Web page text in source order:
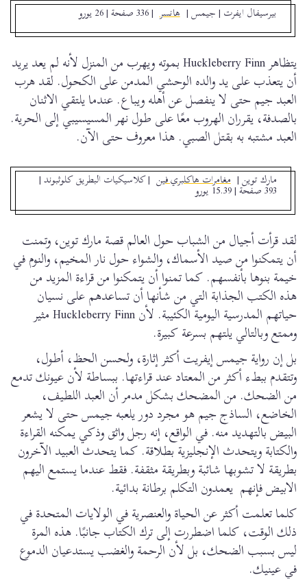
بيرسيفال ايفرت | جيمس | هانسر | 336 صفحة | 26 يورو
يتظاهر Huckleberry Finn بموته ويهرب من المنزل لأنه لم يعد يريد
أن يتعذب على يد والده الوحشي المدمن على الكحول. لقد هرب
العبد جيم حتى لا ينفصل عن أهله ويباع. عندما يلتقي الاثنان
بالصدفة، يقرران الهروب معًا على طول نهر المسيسيبي إلى الحرية.
العبد مشتبه به بقتل الصبي. هذا معروف حتى الآن.
مارك توين| مغامرات هاكلبري فين | كلاسيكيات البطريق كلوثبوند |
393 صفحة | 15.39 يورو
لقد قرأت أجيال من الشباب حول العالم قصة مارك توين، وتمنت
أن يتمكنوا من صيد الأسماك، والشواء حول نار المخيم، والنوم في
خيمة بنوها بأنفسهم. كما تمنوا أن يتمكنوا من قراءة المزيد من
هذه الكتب الجذابة التي من شأنها أن تساعدهم على نسيان
حياتهم المدرسية اليومية الكئيبة. لأن Huckleberry Finn مثير
وممتع وبالتالي يلتهم بسرعة كبيرة.
بل إن رواية جيمس إيفريت أكثر إثارة، ولحسن الحظ، أطول،
وتتقدم ببطء أكثر من المعتاد عند قراءتها. ببساطة لأن عيونك تدمع
من الضحك. من المضحك بشكل مدمر أن العبد اللطيف،
الخاضع، الساذج جيم هو مجرد دور يلعبه جيمس حتى لا يشعر
البيض بالتهديد منه. في الواقع، إنه رجل واثق وذكي يمكنه القراءة
والكتابة ويتحدث الإنجليزية بطلاقة. كما يتحدث العبيد الآخرون
بطريقة لا تشوبها شائبة وبطريقة مثقفة. فقط عندما يستمع اليهم
الابيض فإنهم يعمدون التكلم برطانة بدائية.
كلما تعلمت أكثر عن الحياة والعنصرية في الولايات المتحدة في
ذلك الوقت، كلما اضطررت إلى ترك الكتاب جانبًا. هذه المرة
ليس بسبب الضحك، بل لأن الرحمة والغضب يستدعيان الدموع
في عينيك.